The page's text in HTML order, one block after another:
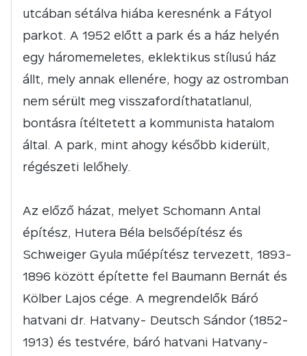
utcában sétálva hiába keresnénk a Fátyol
parkot. A 1952 előtt a park és a ház helyén
egy háromemeletes, eklektikus stílusú ház
állt, mely annak ellenére, hogy az ostromban
nem sérült meg visszafordíthatatlanul,
bontásra ítéltetett a kommunista hatalom
által. A park, mint ahogy később kiderült,
régészeti lelőhely.
Az előző házat, melyet Schomann Antal
építész, Hutera Béla belsőépítész és
Schweiger Gyula műépítész tervezett, 1893-
1896 között építette fel Baumann Bernát és
Kölber Lajos cége. A megrendelők Báró
hatvani dr. Hatvany- Deutsch Sándor (1852-
1913) és testvére, báró hatvani Hatvany-